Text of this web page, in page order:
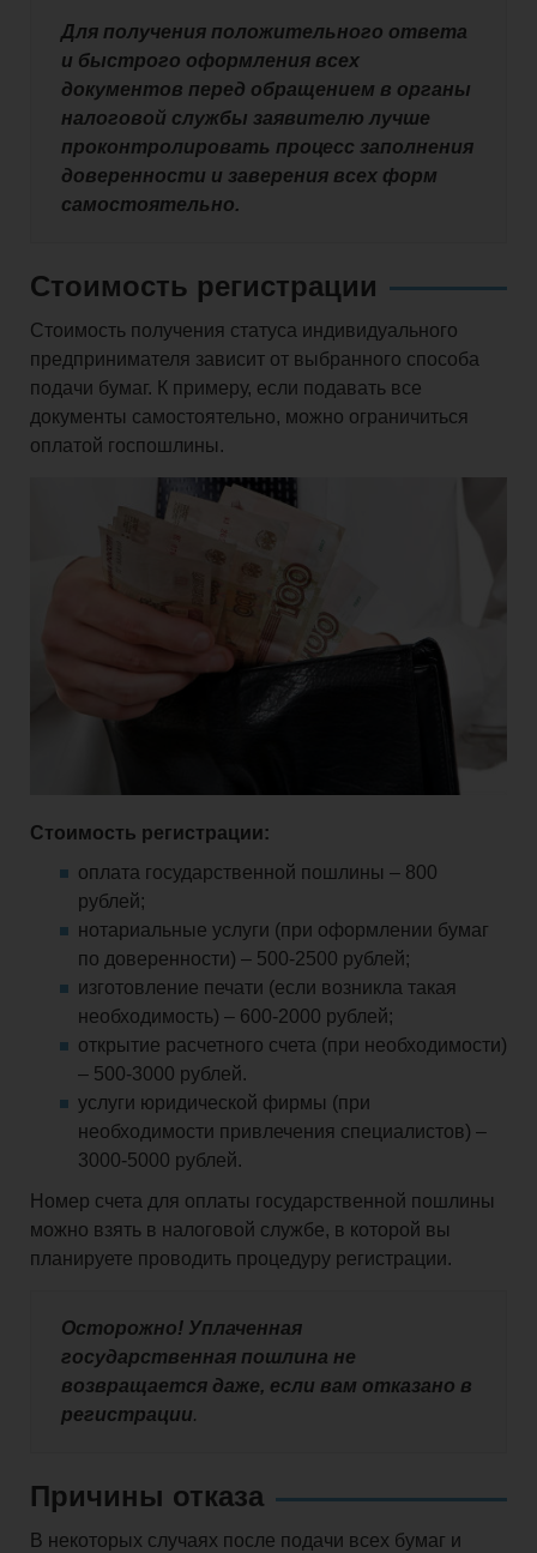
Для получения положительного ответа
и быстрого оформления всех
документов перед обращением в органы
налоговой службы заявителю лучше
проконтролировать процесс заполнения
доверенности и заверения всех форм
самостоятельно.
Стоимость регистрации
Стоимость получения статуса индивидуального
предпринимателя зависит от выбранного способа
подачи бумаг. К примеру, если подавать все
документы самостоятельно, можно ограничиться
оплатой госпошлины.
Стоимость регистрации:
оплата государственной пошлины – 800
рублей;
нотариальные услуги (при оформлении бумаг
по доверенности) – 500-2500 рублей;
изготовление печати (если возникла такая
необходимость) – 600-2000 рублей;
открытие расчетного счета (при необходимости)
– 500-3000 рублей.
услуги юридической фирмы (при
необходимости привлечения специалистов) –
3000-5000 рублей.
Номер счета для оплаты государственной пошлины
можно взять в налоговой службе, в которой вы
планируете проводить процедуру регистрации.
Осторожно! Уплаченная
государственная пошлина не
возвращается даже, если вам отказано в
регистрации.
Причины отказа
В некоторых случаях после подачи всех бумаг и